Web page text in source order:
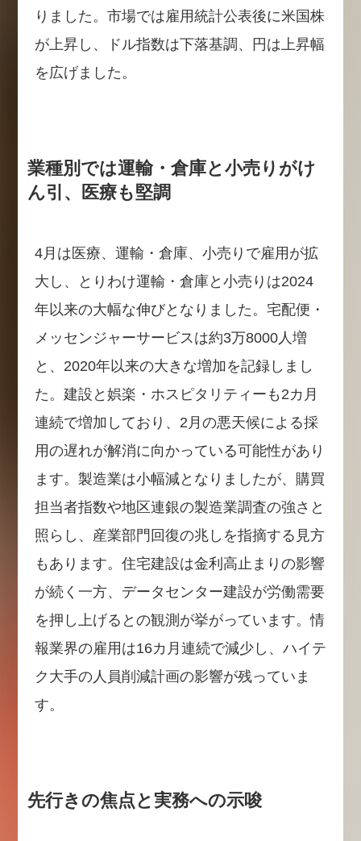
りました。市場では雇用統計公表後に米国株
が上昇し、ドル指数は下落基調、円は上昇幅
を広げました。
業種別では運輸・倉庫と小売りがけ
ん引、医療も堅調
4月は医療、運輸・倉庫、小売りで雇用が拡
大し、とりわけ運輸・倉庫と小売りは2024
年以来の大幅な伸びとなりました。宅配便・
メッセンジャーサービスは約3万8000人増
と、2020年以来の大きな増加を記録しまし
た。建設と娯楽・ホスピタリティーも2カ月
連続で増加しており、2月の悪天候による採
用の遅れが解消に向かっている可能性があり
ます。製造業は小幅減となりましたが、購買
担当者指数や地区連銀の製造業調査の強さと
照らし、産業部門回復の兆しを指摘する見方
もあります。住宅建設は金利高止まりの影響
が続く一方、データセンター建設が労働需要
を押し上げるとの観測が挙がっています。情
報業界の雇用は16カ月連続で減少し、ハイテ
ク大手の人員削減計画の影響が残っていま
す。
先行きの焦点と実務への示唆